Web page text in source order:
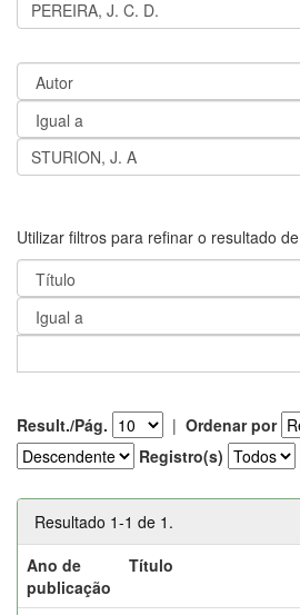
Utilizar filtros para refinar o resultado
Result./Pág. | Ordenar por
Registro(s)
Resultado 1-1 de 1.
Ano de
publicação
Título